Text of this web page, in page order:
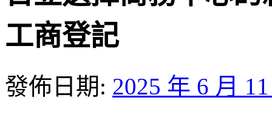
工商登記
發佈日期: 2025 年 6 月